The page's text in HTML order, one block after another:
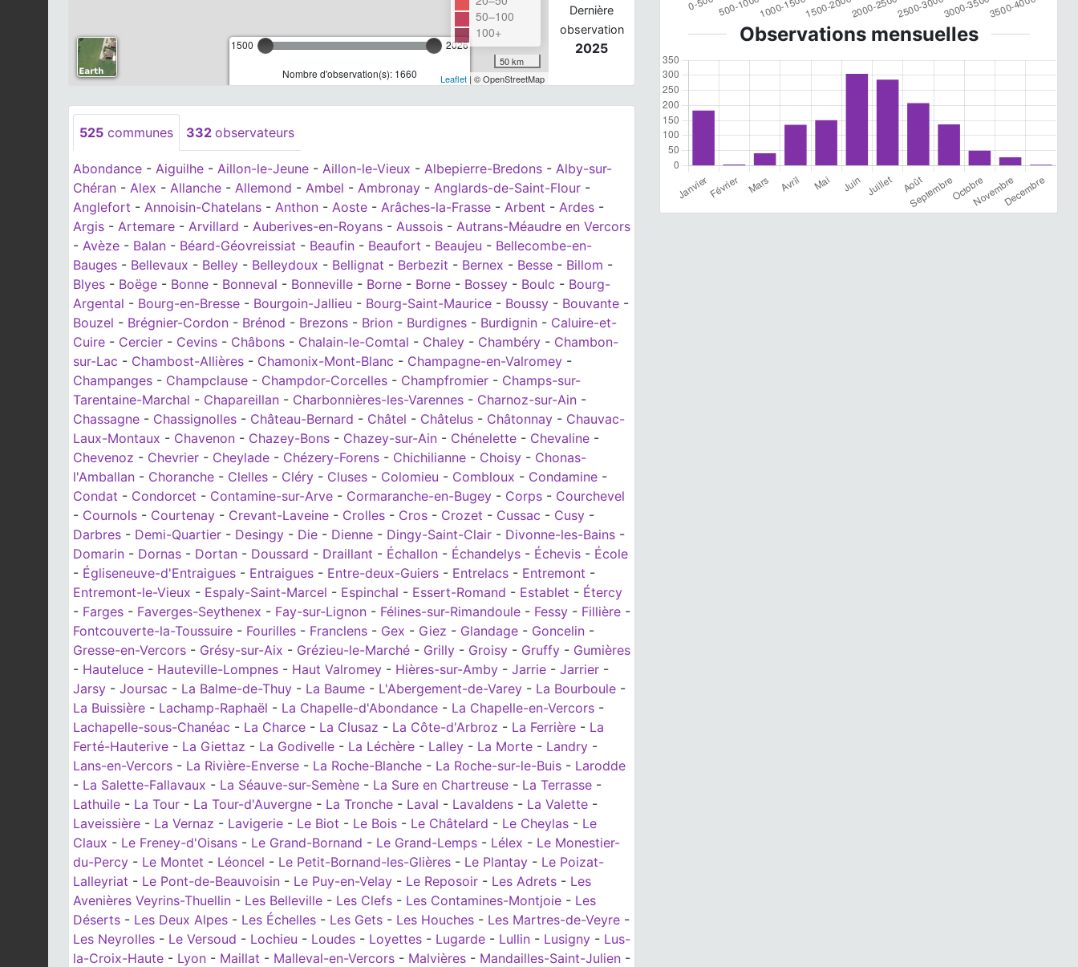
1500 2026
Nombre d'observation(s): 1660
50–100
100+
50 km
Leaflet| © OpenStreetMap
Dernière
observation
2025
525 communes 332 observateurs
Abondance - Aiguilhe - Aillon-le-Jeune - Aillon-le-Vieux - Albepierre-Bredons - Alby-sur-
Chéran - Alex - Allanche - Allemond - Ambel - Ambronay - Anglards-de-Saint-Flour -
Anglefort - Annoisin-Chatelans - Anthon - Aoste - Arâches-la-Frasse - Arbent - Ardes -
Argis - Artemare - Arvillard - Auberives-en-Royans - Aussois - Autrans-Méaudre en Vercors
- Avèze - Balan - Béard-Géovreissiat - Beaufin - Beaufort - Beaujeu - Bellecombe-en-
Bauges - Bellevaux - Belley - Belleydoux - Bellignat - Berbezit - Bernex - Besse - Billom -
Blyes - Boëge - Bonne - Bonneval - Bonneville - Borne - Borne - Bossey - Boulc - Bourg-
Argental - Bourg-en-Bresse - Bourgoin-Jallieu - Bourg-Saint-Maurice - Boussy - Bouvante -
Bouzel - Brégnier-Cordon - Brénod - Brezons - Brion - Burdignes - Burdignin - Caluire-et-
Cuire - Cercier - Cevins - Châbons - Chalain-le-Comtal - Chaley - Chambéry - Chambon-
sur-Lac - Chambost-Allières - Chamonix-Mont-Blanc - Champagne-en-Valromey -
Champanges - Champclause - Champdor-Corcelles - Champfromier - Champs-sur-
Tarentaine-Marchal - Chapareillan - Charbonnières-les-Varennes - Charnoz-sur-Ain -
Chassagne - Chassignolles - Château-Bernard - Châtel - Châtelus - Châtonnay - Chauvac-
Laux-Montaux - Chavenon - Chazey-Bons - Chazey-sur-Ain - Chénelette - Chevaline -
Chevenoz - Chevrier - Cheylade - Chézery-Forens - Chichilianne - Choisy - Chonas-
l'Amballan - Choranche - Clelles - Cléry - Cluses - Colomieu - Combloux - Condamine -
Condat - Condorcet - Contamine-sur-Arve - Cormaranche-en-Bugey - Corps - Courchevel
- Cournols - Courtenay - Crevant-Laveine - Crolles - Cros - Crozet - Cussac - Cusy -
Darbres - Demi-Quartier - Desingy - Die - Dienne - Dingy-Saint-Clair - Divonne-les-Bains -
Domarin - Dornas - Dortan - Doussard - Draillant - Échallon - Échandelys - Échevis - École
- Égliseneuve-d'Entraigues - Entraigues - Entre-deux-Guiers - Entrelacs - Entremont -
Entremont-le-Vieux - Espaly-Saint-Marcel - Espinchal - Essert-Romand - Establet - Étercy
- Farges - Faverges-Seythenex - Fay-sur-Lignon - Félines-sur-Rimandoule - Fessy - Fillière -
Fontcouverte-la-Toussuire - Fourilles - Franclens - Gex - Giez - Glandage - Goncelin -
Gresse-en-Vercors - Grésy-sur-Aix - Grézieu-le-Marché - Grilly - Groisy - Gruffy - Gumières
- Hauteluce - Hauteville-Lompnes - Haut Valromey - Hières-sur-Amby - Jarrie - Jarrier -
Jarsy - Joursac - La Balme-de-Thuy - La Baume - L'Abergement-de-Varey - La Bourboule -
La Buissière - Lachamp-Raphaël - La Chapelle-d'Abondance - La Chapelle-en-Vercors -
Lachapelle-sous-Chanéac - La Charce - La Clusaz - La Côte-d'Arbroz - La Ferrière - La
Ferté-Hauterive - La Giettaz - La Godivelle - La Léchère - Lalley - La Morte - Landry -
Lans-en-Vercors - La Rivière-Enverse - La Roche-Blanche - La Roche-sur-le-Buis - Larodde
- La Salette-Fallavaux - La Séauve-sur-Semène - La Sure en Chartreuse - La Terrasse -
Lathuile - La Tour - La Tour-d'Auvergne - La Tronche - Laval - Lavaldens - La Valette -
Laveissière - La Vernaz - Lavigerie - Le Biot - Le Bois - Le Châtelard - Le Cheylas - Le
Claux - Le Freney-d'Oisans - Le Grand-Bornand - Le Grand-Lemps - Lélex - Le Monestier-
du-Percy - Le Montet - Léoncel - Le Petit-Bornand-les-Glières - Le Plantay - Le Poizat-
Lalleyriat - Le Pont-de-Beauvoisin - Le Puy-en-Velay - Le Reposoir - Les Adrets - Les
Avenières Veyrins-Thuellin - Les Belleville - Les Clefs - Les Contamines-Montjoie - Les
Déserts - Les Deux Alpes - Les Échelles - Les Gets - Les Houches - Les Martres-de-Veyre -
Les Neyrolles - Le Versoud - Lochieu - Loudes - Loyettes - Lugarde - Lullin - Lusigny - Lus-
la-Croix-Haute - Lyon - Maillat - Malleval-en-Vercors - Malvières - Mandailles-Saint-Julien -
Observations mensuelles